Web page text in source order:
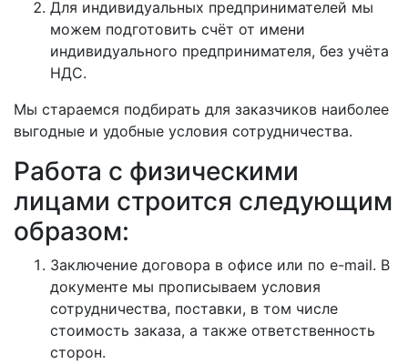
Для индивидуальных предпринимателей мы
можем подготовить счёт от имени
индивидуального предпринимателя, без учёта
НДС.
Мы стараемся подбирать для заказчиков наиболее
выгодные и удобные условия сотрудничества.
Работа с физическими
лицами строится следующим
образом:
Заключение договора в офисе или по e-mail. В
документе мы прописываем условия
сотрудничества, поставки, в том числе
стоимость заказа, а также ответственность
сторон.